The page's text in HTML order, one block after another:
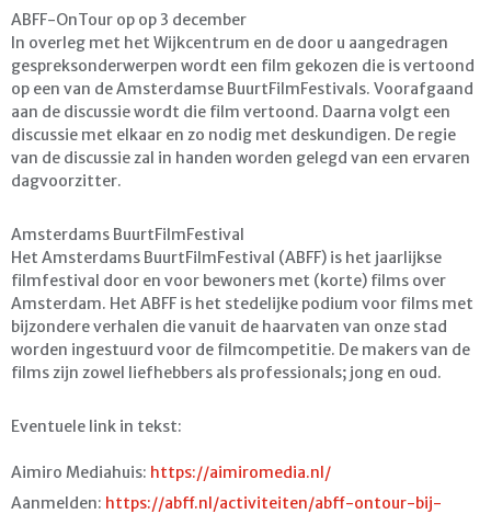
ABFF-OnTour op op 3 december
In overleg met het Wijkcentrum en de door u aangedragen
gespreksonderwerpen wordt een film gekozen die is vertoond
op een van de Amsterdamse BuurtFilmFestivals. Voorafgaand
aan de discussie wordt die film vertoond. Daarna volgt een
discussie met elkaar en zo nodig met deskundigen. De regie
van de discussie zal in handen worden gelegd van een ervaren
dagvoorzitter.
Amsterdams BuurtFilmFestival
Het Amsterdams BuurtFilmFestival (ABFF) is het jaarlijkse
filmfestival door en voor bewoners met (korte) films over
Amsterdam. Het ABFF is het stedelijke podium voor films met
bijzondere verhalen die vanuit de haarvaten van onze stad
worden ingestuurd voor de filmcompetitie. De makers van de
films zijn zowel liefhebbers als professionals; jong en oud.
Eventuele link in tekst:
Aimiro Mediahuis: https://aimiromedia.nl/
Aanmelden: https://abff.nl/activiteiten/abff-ontour-bij-